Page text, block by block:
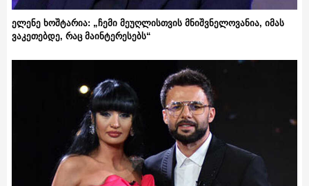
ელენე ხოშტარია: „ჩემი მეუღლისთვის მნიშვნელოვანია, იმას
ვაკეთებდე, რაც მაინტერესებს“